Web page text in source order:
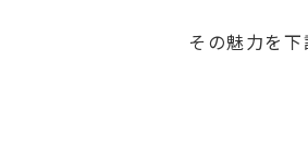
その魅力を